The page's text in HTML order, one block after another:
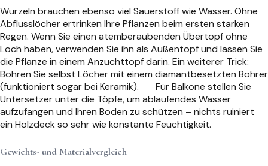
Wurzeln brauchen ebenso viel Sauerstoff wie Wasser. Ohne
Abflusslöcher ertrinken Ihre Pflanzen beim ersten starken
Regen. Wenn Sie einen atemberaubenden Übertopf ohne
Loch haben, verwenden Sie ihn als Außentopf und lassen Sie
die Pflanze in einem Anzuchttopf darin. Ein weiterer Trick:
Bohren Sie selbst Löcher mit einem diamantbesetzten Bohrer
(funktioniert sogar bei Keramik).
Für Balkone stellen Sie
Untersetzer unter die Töpfe, um ablaufendes Wasser
aufzufangen und Ihren Boden zu schützen – nichts ruiniert
ein Holzdeck so sehr wie konstante Feuchtigkeit.
Gewichts- und Materialvergleich